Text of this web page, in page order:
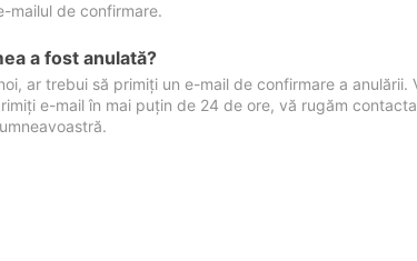
mailul de confirmare.
a fost anulată?
ar trebui să primiți un e-mail de confirmare a anulării.
e-mail în mai puțin de 24 de ore, vă rugăm